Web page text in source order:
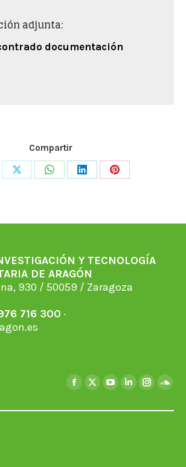
adjunta:
documentación
Compartir
Share
Share
Share
Share
Y TECNOLOGÍA
DE ARAGÓN
930 / 50059 / Zaragoza
716 300 ·
Facebook
X
YouTubeLinkedin